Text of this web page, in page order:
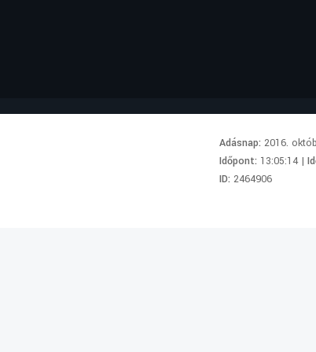
Adásnap:2016.
Időpont: 13:05:14 |
ID:2464906